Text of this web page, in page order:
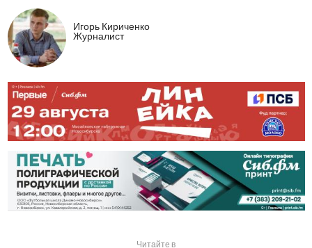
Игорь Кириченко
Журналист
Читайте в